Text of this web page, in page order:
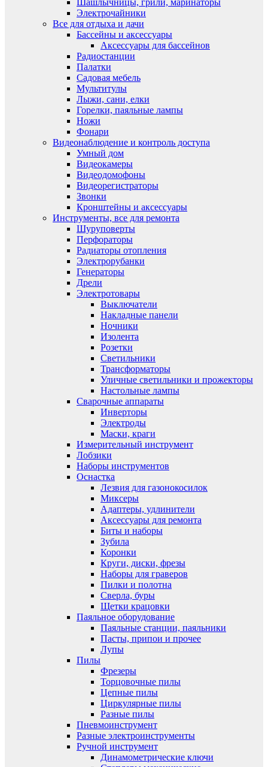
Шашлычницы, грили, маринаторы
Электрочайники
Все для отдыха и дачи
Бассейны и аксессуары
Аксессуары для бассейнов
Радиостанции
Палатки
Садовая мебель
Мультитулы
Лыжи, сани, елки
Горелки, паяльные лампы
Ножи
Фонари
Видеонаблюдение и контроль доступа
Умный дом
Видеокамеры
Видеодомофоны
Видеорегистраторы
Звонки
Кронштейны и аксессуары
Инструменты, все для ремонта
Шуруповерты
Перфораторы
Радиаторы отопления
Электрорубанки
Генераторы
Дрели
Электротовары
Выключатели
Накладные панели
Ночники
Изолента
Розетки
Светильники
Трансформаторы
Уличные светильники и прожекторы
Настольные лампы
Сварочные аппараты
Инверторы
Электроды
Маски, краги
Измерительный инструмент
Лобзики
Наборы инструментов
Оснастка
Лезвия для газонокосилок
Миксеры
Адаптеры, удлинители
Аксессуары для ремонта
Биты и наборы
Зубила
Коронки
Круги, диски, фрезы
Наборы для граверов
Пилки и полотна
Сверла, буры
Щетки крацовки
Паяльное оборудование
Паяльные станции, паяльники
Пасты, припои и прочее
Лупы
Пилы
Фрезеры
Торцовочные пилы
Цепные пилы
Циркулярные пилы
Разные пилы
Пневмоинструмент
Разные электроинструменты
Ручной инструмент
Динамометрические ключи